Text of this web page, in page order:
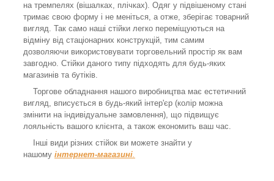
на тремпелях (вішалках, плічках). Одяг у підвішеному стані
тримає свою форму і не меніться, а отже, зберігає товарний
вигляд. Так само наші стійки легко переміщуються на
відміну від стаціонарних конструкцій, тим самим
дозволяючи використовувати торговельний простір як вам
завгодно. Стійки даного типу підходять для будь-яких
магазинів та бутіків.
Торгове обладнання нашого виробництва має естетичний
вигляд, вписується в будь-який інтер'єр (колір можна
змінити на індивідуальне замовлення), що підвищує
лояльність вашого клієнта, а також економить ваш час.
Інші види різних стійок ви можете знайти у
нашому інтернет-магазині.